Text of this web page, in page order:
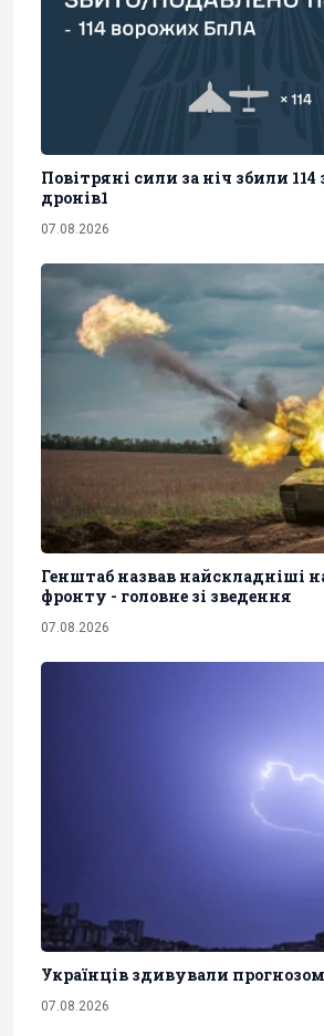
Повітряні сили за ніч збили 114
дронів1
07.08.2026
Генштаб назвав найскладніші
фронту - головне зі зведення
07.08.2026
Українців здивували
07.08.2026